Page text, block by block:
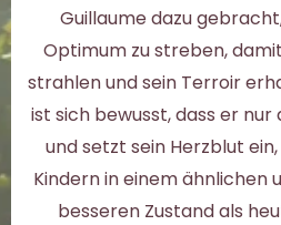
Guillaume dazu
Optimum zu streben,
strahlen und sein Terroir
ist sich bewusst, dass er
und setzt sein Herzblut
Kindern in einem ähnlichen
besseren Zustand als